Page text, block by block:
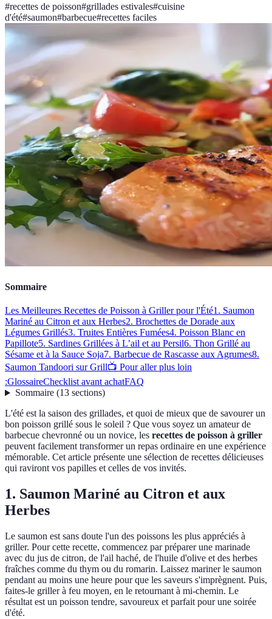
#recettes de poisson#grillades estivales#cuisine
d'été#saumon#barbecue#recettes faciles
Sommaire
Les Meilleures Recettes de Poisson à Griller pour l'Été1. Saumon
Mariné au Citron et aux Herbes2. Brochettes de Dorade aux
Légumes Grillés3. Truites Entières Fumées4. Poisson Blanc en
Papillote5. Sardines Grillées à L’ail et au Persil6. Thon Grillé au
Sésame et à la Sauce Soja7. Barbecue de Rascasse aux Agrumes8.
Saumon Tandoori sur Grill📺 Pour aller plus loin
:GlossaireChecklist avant achatFAQ
Sommaire(13 sections)
L'été est la saison des grillades, et quoi de mieux que de savourer un
bon poisson grillé sous le soleil ? Que vous soyez un amateur de
barbecue chevronné ou un novice, les recettes de poisson à griller
peuvent facilement transformer un repas ordinaire en une expérience
mémorable. Cet article présente une sélection de recettes délicieuses
qui raviront vos papilles et celles de vos invités.
1. Saumon Mariné au Citron et aux
Herbes
Le saumon est sans doute l'un des poissons les plus appréciés à
griller. Pour cette recette, commencez par préparer une marinade
avec du jus de citron, de l'ail haché, de l'huile d'olive et des herbes
fraîches comme du thym ou du romarin. Laissez mariner le saumon
pendant au moins une heure pour que les saveurs s'imprègnent. Puis,
faites-le griller à feu moyen, en le retournant à mi-chemin. Le
résultat est un poisson tendre, savoureux et parfait pour une soirée
d'été.